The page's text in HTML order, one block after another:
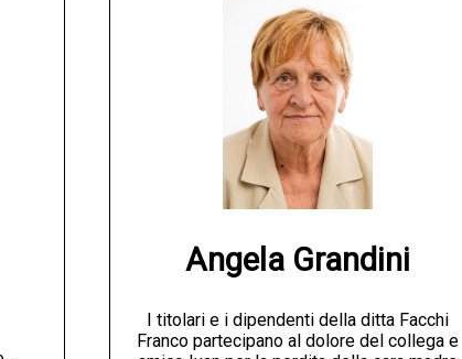
Angela Grandini
I titolari e i dipendenti della ditta Facchi
Franco partecipano al dolore del collega e